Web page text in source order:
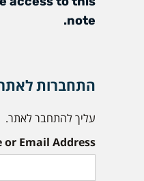
note.
התחברות
עליך להתחבר לאתר.
Email Address: